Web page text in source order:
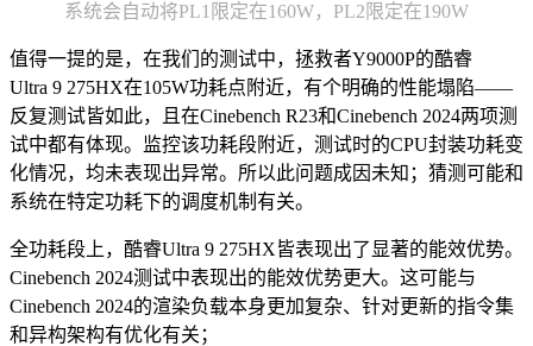
系统会自动将PL1限定在160W，PL2限定在190W
值得一提的是，在我们的测试中，拯救者Y9000P的酷睿
Ultra 9 275HX在105W功耗点附近，有个明确的性能塌陷——
反复测试皆如此，且在Cinebench R23和Cinebench 2024两项测
试中都有体现。监控该功耗段附近，测试时的CPU封装功耗变
化情况，均未表现出异常。所以此问题成因未知；猜测可能和
系统在特定功耗下的调度机制有关。
全功耗段上，酷睿Ultra 9 275HX皆表现出了显著的能效优势。
Cinebench 2024测试中表现出的能效优势更大。这可能与
Cinebench 2024的渲染负载本身更加复杂、针对更新的指令集
和异构架构有优化有关；